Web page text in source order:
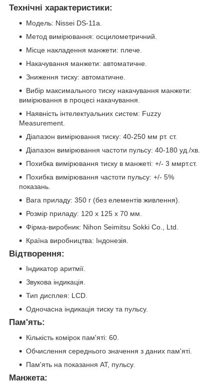
Технічні характеристики:
Модель: Nissei DS-11а.
Метод вимірювання: осцилометричний.
Місце накладення манжети: плече.
Накачування манжети: автоматичне.
Зниження тиску: автоматичне.
Вибір максимального тиску накачування манжети:
вимірювання в процесі накачування.
Наявність інтелектуальних систем: Fuzzy
Measurement.
Діапазон вимірювання тиску: 40-250 мм рт. ст.
Діапазон вимірювання частоти пульсу: 40-180 уд./хв.
Похибка вимірювання тиску в манжеті: +/- 3 ммрт.ст.
Похибка вимірювання частоти пульсу: +/- 5%
показань.
Вага приладу: 350 г (без елементів живлення).
Розмір приладу: 120 x 125 x 70 мм.
Фірма-виробник: Nihon Seimitsu Sokki Co., Ltd.
Країна виробництва: Індонезія.
Відтворення:
Індикатор аритмії.
Звукова індикація.
Тип дисплея: LCD.
Одночасна індикація тиску та пульсу.
Пам'ять:
Кількість комірок пам'яті: 60.
Обчислення середнього значення з даних пам'яті.
Пам'ять на показання АТ, пульсу.
Манжета: